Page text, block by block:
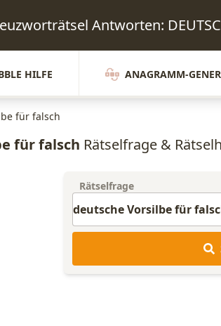
Antworten:
HILFE ANAGRAMM-
für falsch
für falsch Rätselfrage &
Rätselfrage